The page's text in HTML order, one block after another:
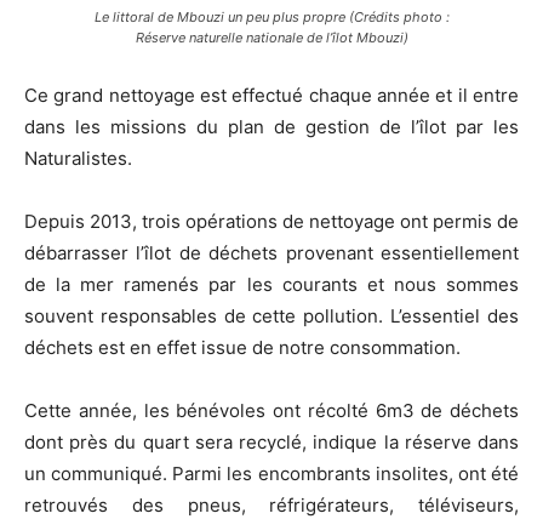
Le littoral de Mbouzi un peu plus propre (Crédits photo :
Réserve naturelle nationale de l’îlot Mbouzi)
Ce grand nettoyage est effectué chaque année et il entre
dans les missions du plan de gestion de l’îlot par les
Naturalistes.
Depuis 2013, trois opérations de nettoyage ont permis de
débarrasser l’îlot de déchets provenant essentiellement
de la mer ramenés par les courants et nous sommes
souvent responsables de cette pollution. L’essentiel des
déchets est en effet issue de notre consommation.
Cette année, les bénévoles ont récolté 6m3 de déchets
dont près du quart sera recyclé, indique la réserve dans
un communiqué. Parmi les encombrants insolites, ont été
retrouvés des pneus, réfrigérateurs, téléviseurs,